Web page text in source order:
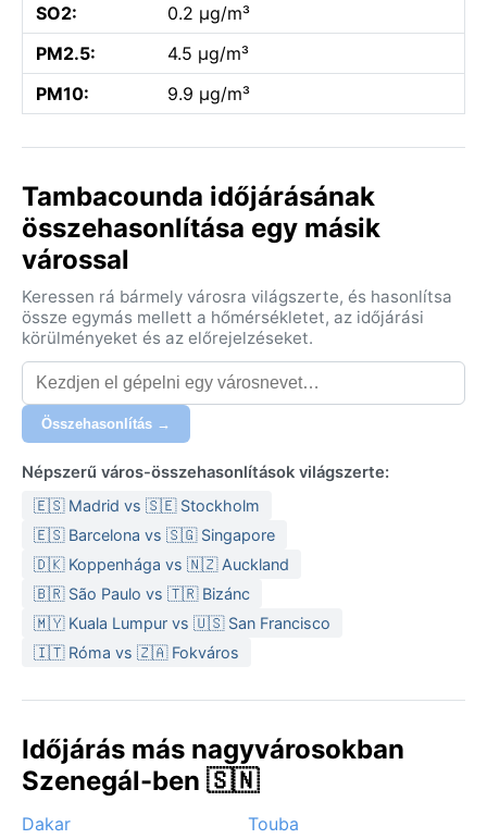
SO2:
0.2 µg/m³
PM2.5:
4.5 µg/m³
PM10:
9.9 µg/m³
Tambacounda időjárásának
összehasonlítása egy másik
várossal
Keressen rá bármely városra világszerte, és hasonlítsa
össze egymás mellett a hőmérsékletet, az időjárási
körülményeket és az előrejelzéseket.
Összehasonlítás →
Népszerű város-összehasonlítások világszerte:
🇪🇸 Madrid vs 🇸🇪 Stockholm
🇪🇸 Barcelona vs 🇸🇬 Singapore
🇩🇰 Koppenhága vs 🇳🇿 Auckland
🇧🇷 São Paulo vs 🇹🇷 Bizánc
🇲🇾 Kuala Lumpur vs 🇺🇸 San Francisco
🇮🇹 Róma vs 🇿🇦 Fokváros
Időjárás más nagyvárosokban
Szenegál-ben 🇸🇳
Dakar
Touba